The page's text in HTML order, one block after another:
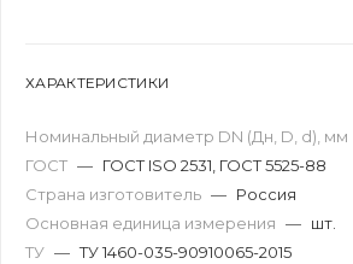
ХАРАКТЕРИСТИКИ
Номинальный диаметр DN (Дн, D, d), мм
ГОСТ — ГОСТ ISO 2531, ГОСТ 5525-88
Страна изготовитель — Россия
Основная единица измерения — шт.
ТУ — ТУ 1460-035-90910065-2015